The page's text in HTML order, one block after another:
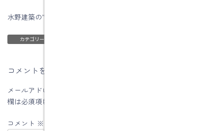
水野建築の”家づくりなんでも相談会の詳しいことはコチラ
カテゴリー
コメントを残す
メールアドレスが公開されることはありません。
欄は必須項目です
コメント ※